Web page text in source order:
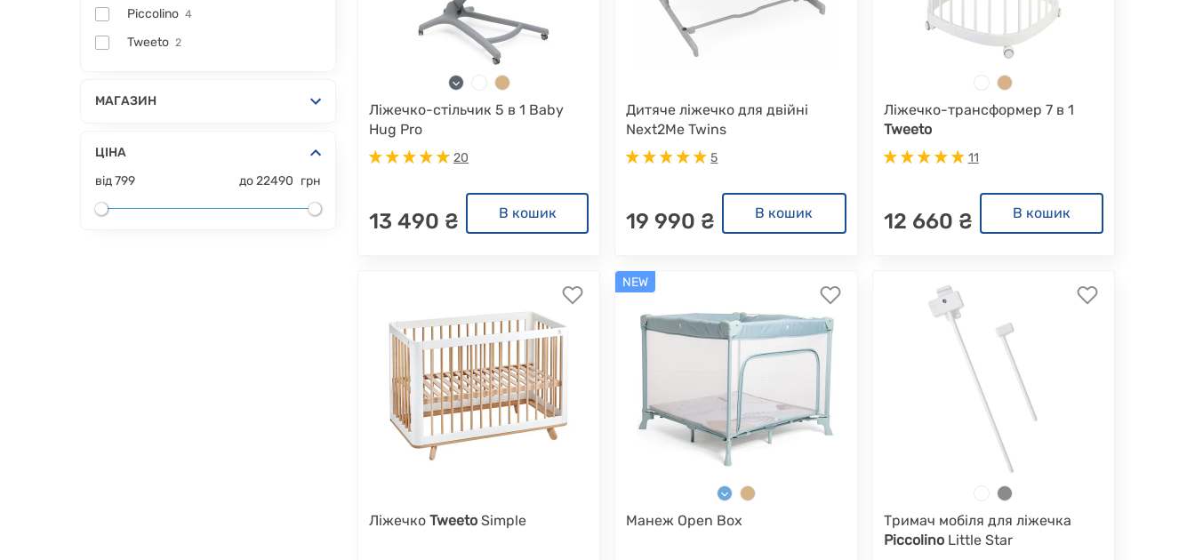
Piccolino 4
Tweeto 2
МАГАЗИН
ЦІНА
від799 до22490 грн
Ліжечко-стільчик 5 в 1 Baby
Hug Pro
20
13 490 ₴ В кошик
Дитяче ліжечко для двійні
Next2Me Twins
5
19 990 ₴ В кошик
Ліжечко-трансформер 7 в 1
Tweeto
11
12 660 ₴ В кошик
Ліжечко Tweeto Simple
NEW
Манеж Open Box
Тримач мобіля для ліжечка
PiccolinoLittle Star